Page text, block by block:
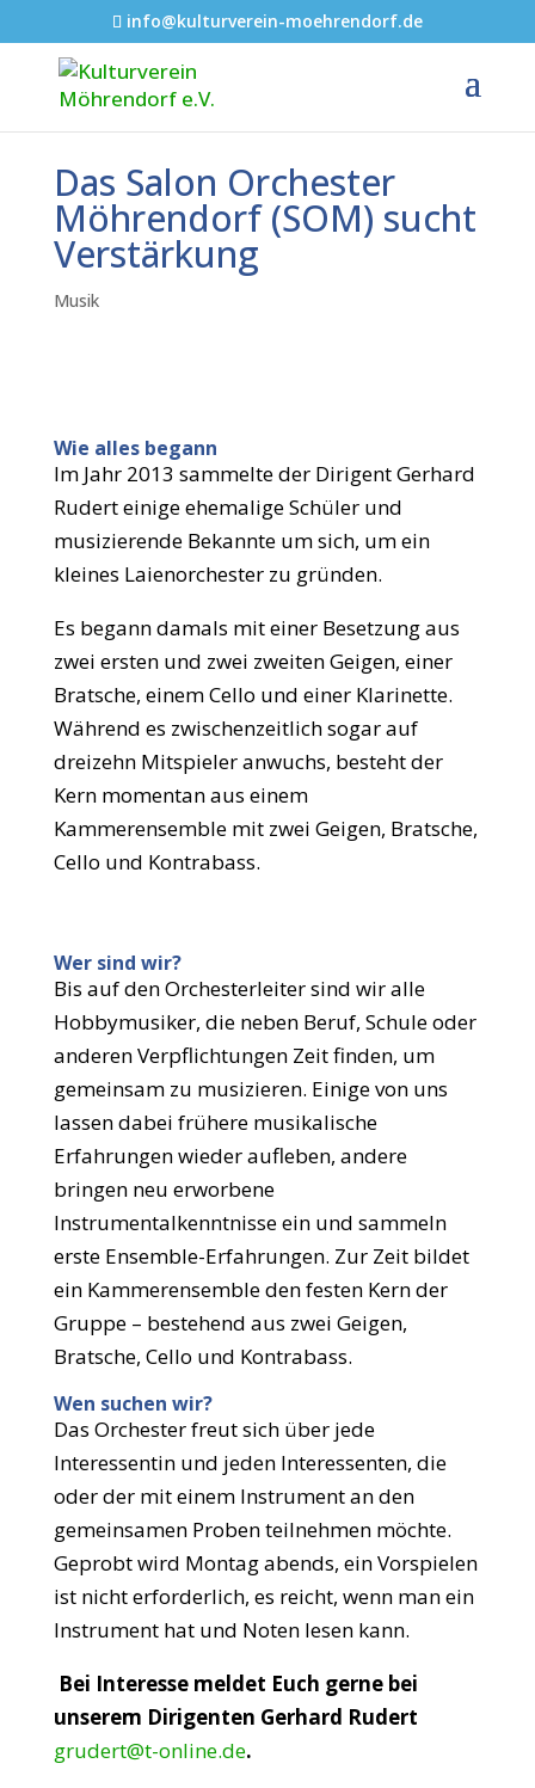
info@kulturverein-moehrendorf.de
Das Salon Orchester
Möhrendorf (SOM) sucht
Verstärkung
Musik
Wie alles begann
Im Jahr 2013 sammelte der Dirigent Gerhard
Rudert einige ehemalige Schüler und
musizierende Bekannte um sich, um ein
kleines Laienorchester zu gründen.
Es begann damals mit einer Besetzung aus
zwei ersten und zwei zweiten Geigen, einer
Bratsche, einem Cello und einer Klarinette.
Während es zwischenzeitlich sogar auf
dreizehn Mitspieler anwuchs, besteht der
Kern momentan aus einem
Kammerensemble mit zwei Geigen, Bratsche,
Cello und Kontrabass.
Wer sind wir?
Bis auf den Orchesterleiter sind wir alle
Hobbymusiker, die neben Beruf, Schule oder
anderen Verpflichtungen Zeit finden, um
gemeinsam zu musizieren. Einige von uns
lassen dabei frühere musikalische
Erfahrungen wieder aufleben, andere
bringen neu erworbene
Instrumentalkenntnisse ein und sammeln
erste Ensemble-Erfahrungen. Zur Zeit bildet
ein Kammerensemble den festen Kern der
Gruppe – bestehend aus zwei Geigen,
Bratsche, Cello und Kontrabass.
Wen suchen wir?
Das Orchester freut sich über jede
Interessentin und jeden Interessenten, die
oder der mit einem Instrument an den
gemeinsamen Proben teilnehmen möchte.
Geprobt wird Montag abends, ein Vorspielen
ist nicht erforderlich, es reicht, wenn man ein
Instrument hat und Noten lesen kann.
Bei Interesse meldet Euch gerne bei
unserem Dirigenten Gerhard Rudert
grudert@t-online.de.